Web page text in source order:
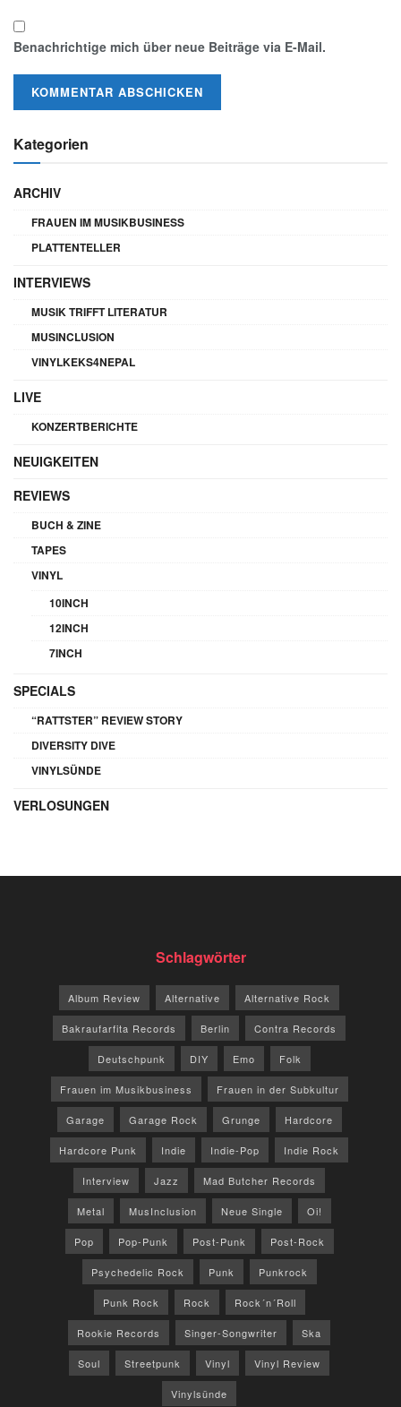
Benachrichtige mich über neue Beiträge via E-Mail.
Kategorien
ARCHIV
FRAUEN IM MUSIKBUSINESS
PLATTENTELLER
INTERVIEWS
MUSIK TRIFFT LITERATUR
MUSINCLUSION
VINYLKEKS4NEPAL
LIVE
KONZERTBERICHTE
NEUIGKEITEN
REVIEWS
BUCH & ZINE
TAPES
VINYL
10INCH
12INCH
7INCH
SPECIALS
“RATTSTER” REVIEW STORY
DIVERSITY DIVE
VINYLSÜNDE
VERLOSUNGEN
Schlagwörter
Album Review Alternative Alternative Rock
Bakraufarfita Records Berlin Contra Records
Deutschpunk DIY Emo Folk
Frauen im Musikbusiness Frauen in der Subkultur
Garage Garage Rock Grunge Hardcore
Hardcore Punk Indie Indie-Pop Indie Rock
Interview Jazz Mad Butcher Records
Metal MusInclusion Neue Single Oi!
Pop Pop-Punk Post-Punk Post-Rock
Psychedelic Rock Punk Punkrock
Punk Rock Rock Rock´n´Roll
Rookie Records Singer-Songwriter Ska
Soul Streetpunk Vinyl Vinyl Review
Vinylsünde